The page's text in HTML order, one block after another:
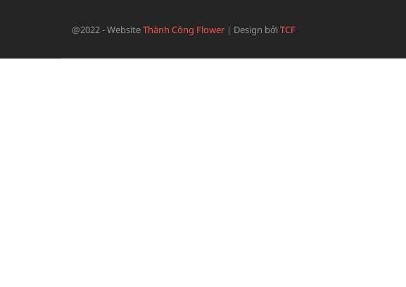
@2022 - WebsiteThành Công Flower | Design bởiTCF